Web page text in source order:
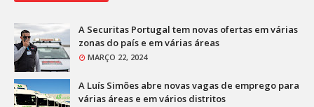
A Securitas Portugal tem novas ofertas em várias
zonas do país e em várias áreas
MARÇO 22, 2024
A Luís Simões abre novas vagas de emprego para
várias áreas e em vários distritos